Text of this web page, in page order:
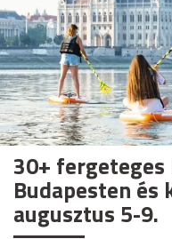
30+
Budapesten és
augusztus 5-9.